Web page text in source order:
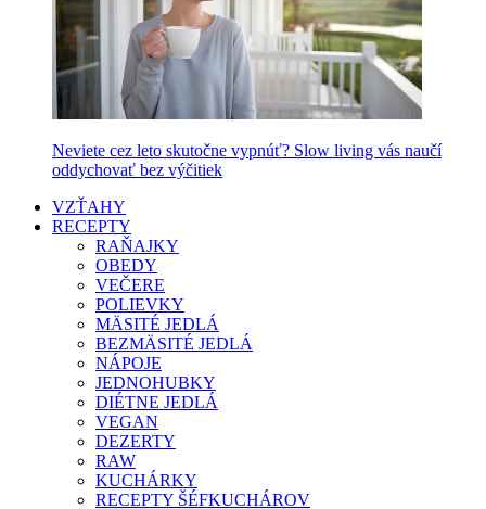
Neviete cez leto skutočne vypnúť? Slow living vás naučí
oddychovať bez výčitiek
VZŤAHY
RECEPTY
RAŇAJKY
OBEDY
VEČERE
POLIEVKY
MÄSITÉ JEDLÁ
BEZMÄSITÉ JEDLÁ
NÁPOJE
JEDNOHUBKY
DIÉTNE JEDLÁ
VEGAN
DEZERTY
RAW
KUCHÁRKY
RECEPTY ŠÉFKUCHÁROV